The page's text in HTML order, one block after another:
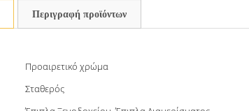
Περιγραφή προϊόντων
Προαιρετικό χρώμα
Σταθερός